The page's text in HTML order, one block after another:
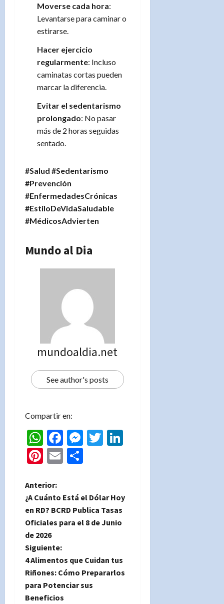
Moverse cada hora:
Levantarse para caminar o
estirarse.
Hacer ejercicio
regularmente: Incluso
caminatas cortas pueden
marcar la diferencia.
Evitar el sedentarismo
prolongado: No pasar
más de 2 horas seguidas
sentado.
#Salud #Sedentarismo
#Prevención
#EnfermedadesCrónicas
#EstiloDeVidaSaludable
#MédicosAdvierten
Mundo al Dia
mundoaldia.net
See author's posts
Compartir en:
WhatsApp
Facebook
Messenger
Twitter
Pinterest
Email
N
a
v
e
g
a
Anterior:
¿A Cuánto Está el Dólar Hoy
en RD? BCRD Publica Tasas
Oficiales para el 8 de Junio
de 2026
Siguiente:
4 Alimentos que Cuidan tus
Riñones: Cómo Prepararlos
para Potenciar sus
Beneficios